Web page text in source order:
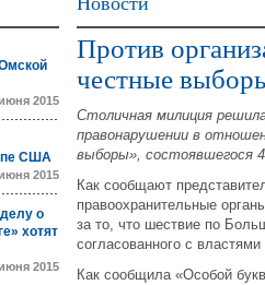
2015
США
2015
о
хотят
2015
Против
честные
Столичная милиция
правонарушении в
выборы», состоявшегося
Как сообщают
правоохранительные
за то, что шествие по
согласованного с
Как сообщила «Особой